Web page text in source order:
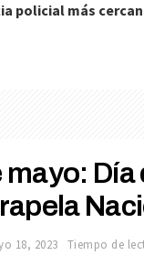
policial más
mayo: Día
18, 2023 Tiempo de